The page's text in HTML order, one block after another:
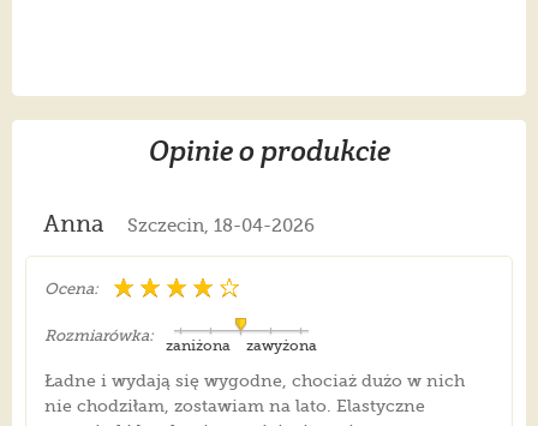
Opinie o produkcie
Anna Szczecin, 18-04-2026
Ocena:
Rozmiarówka:
zawyżona
zaniżona
Ładne i wydają się wygodne, chociaż dużo w nich
nie chodziłam, zostawiam na lato. Elastyczne